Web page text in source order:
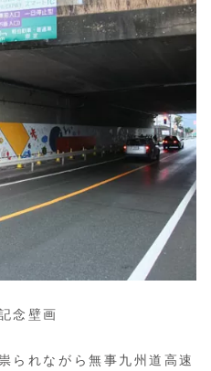
念壁画
られながら無事九州道高速